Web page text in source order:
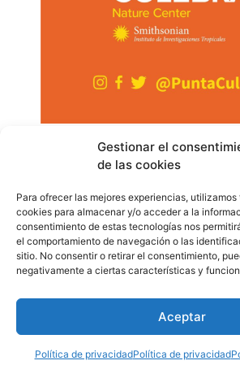
Gestionar el
de las cookies
Para ofrecer las mejores experiencias,
cookies para almacenar y/o acceder a la
consentimiento de estas tecnologías nos
el comportamiento de navegación o las
sitio. No consentir o retirar el consentimiento,
negativamente a ciertas características y
Aceptar
Política de privacidadPolítica de privacidad
Aparte de lo que se pueda aprender
exhibiciones y colecciones, Punta
apreciar su diversidad de aves,
migratorias, así como sus
libre: los perezosos, iguanas y
WhatsApp
Compartir
calzadadeamador,
Panamá,puntaculebra